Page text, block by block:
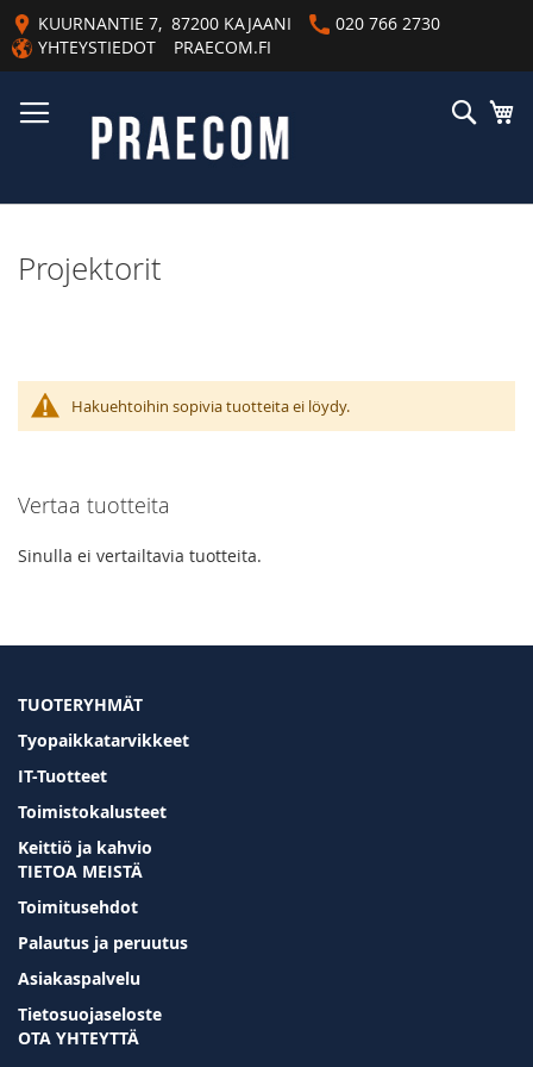
Skip
to
Content
KUURNANTIE 7, 87200 KAJAANI
020 766 2730
YHTEYSTIEDOT
PRAECOM.FI
Haku
Projektorit
Hakuehtoihin sopivia tuotteita ei löydy.
Vertaa tuotteita
Sinulla ei vertailtavia tuotteita.
TUOTERYHMÄT
Tyopaikkatarvikkeet
IT-Tuotteet
Toimistokalusteet
Keittiö ja kahvio
TIETOA MEISTÄ
Toimitusehdot
Palautus ja peruutus
Asiakaspalvelu
Tietosuojaseloste
OTA YHTEYTTÄ